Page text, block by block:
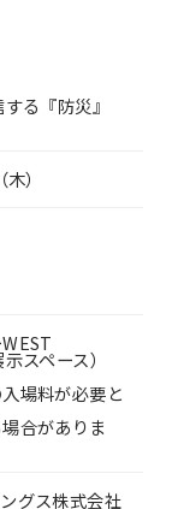
る『防災』
）
スペース）
場料が必要と
合がありま
グス株式会社